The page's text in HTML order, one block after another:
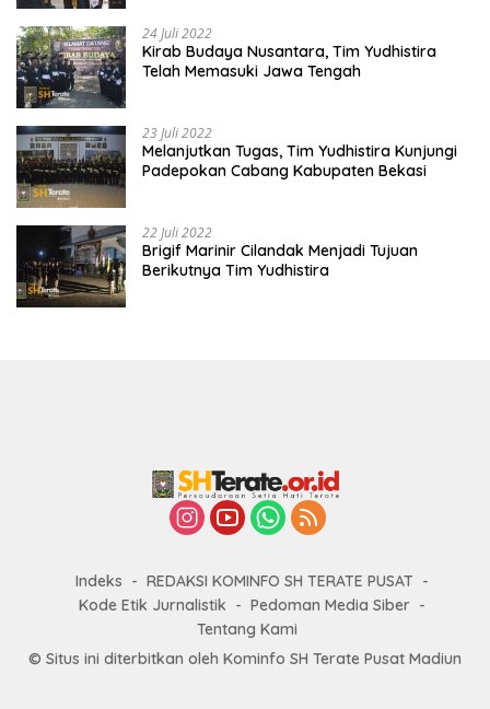
24 Juli 2022
Kirab Budaya Nusantara, Tim Yudhistira
Telah Memasuki Jawa Tengah
23 Juli 2022
Melanjutkan Tugas, Tim Yudhistira Kunjungi
Padepokan Cabang Kabupaten Bekasi
22 Juli 2022
Brigif Marinir Cilandak Menjadi Tujuan
Berikutnya Tim Yudhistira
Indeks
REDAKSI KOMINFO SH TERATE PUSAT
Kode Etik Jurnalistik
Pedoman Media Siber
Tentang Kami
© Situs ini diterbitkan oleh Kominfo SH Terate Pusat Madiun